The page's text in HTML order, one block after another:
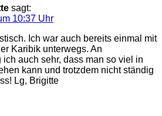
sagt:
10:37 Uhr
Ich war auch bereits einmal mit
Karibik unterwegs. An
ich auch sehr, dass man so viel in
kann und trotzdem nicht ständig
Lg, Brigitte